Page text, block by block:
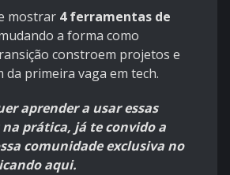
mostrar 4 ferramentas de
a forma como
constroem projetos e
da primeira vaga em tech.
aprender a usar essas
prática, já te convido a
comunidade exclusiva no
aqui.